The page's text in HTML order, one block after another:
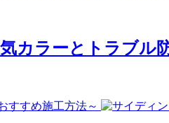
カラーとトラブル